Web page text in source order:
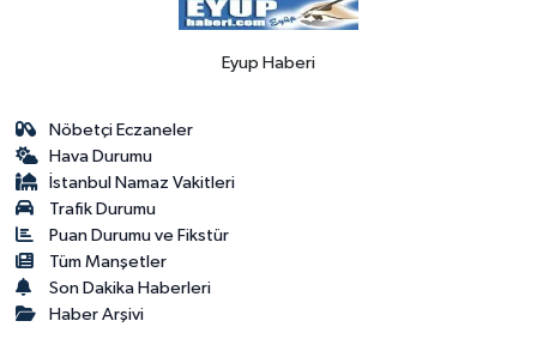
Eyup Haberi
Nöbetçi Eczaneler
Hava Durumu
İstanbul Namaz Vakitleri
Trafik Durumu
Puan Durumu ve Fikstür
Tüm Manşetler
Son Dakika Haberleri
Haber Arşivi